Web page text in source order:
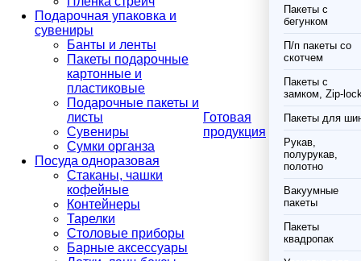
Подарочная упаковка и
сувениры
Банты и ленты
Пакеты подарочные
картонные и
пластиковые
Подарочные пакеты и
листы
Сувениры
Сумки органза
Посуда одноразовая
Стаканы, чашки
кофейные
Контейнеры
Тарелки
Столовые приборы
Барные аксессуары
Готовая
продукция
Пакеты с
бегунком
П/п пакеты со
скотчем
Пакеты с
замком, Zip-
Пакеты для
Рукав,
полурукав,
полотно
Вакуумные
пакеты
Пакеты
квадропак